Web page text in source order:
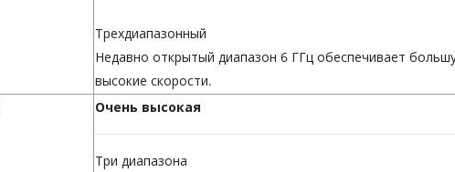
Трехдиапазонный
Недавно открытый диапазон 6 ГГц обеспечивает
высокие скорости.
Очень высокая
Три диапазона